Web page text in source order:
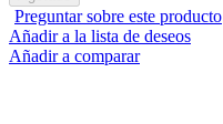
Preguntar sobre este producto
Añadir a la lista de deseos
Añadir a comparar